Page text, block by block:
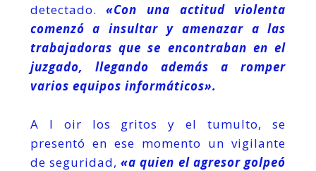
detectado.«Con una actitud violenta
comenzó a insultar y amenazar a las
trabajadoras que se encontraban en el
juzgado, llegando además a romper
varios equipos informáticos».
A l oir los gritos y el tumulto, se
presentó en ese momento un vigilante
de seguridad,«a quien el agresor golpeó